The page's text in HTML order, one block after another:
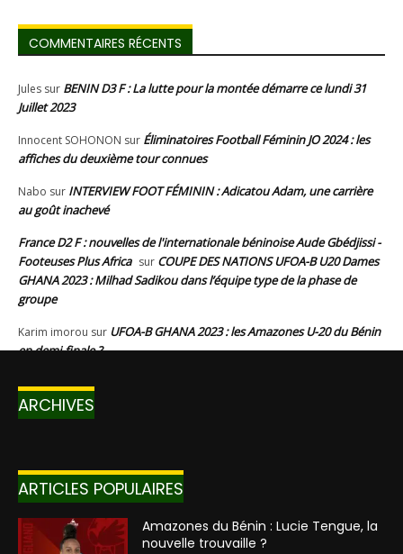
ARCHIVES
ARTICLES POPULAIRES
Amazones du Bénin : Lucie Tengue, la
nouvelle trouvaille ?